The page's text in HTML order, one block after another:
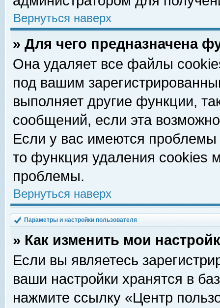
Вернуться наверх
» Для чего предназначена
Она удаляет все файлы
под вашим
выполняет другие функции,
сообщений, если эта
Если у вас имеются
то функция удаления cookies
проблемы.
Вернуться наверх
Параметры и настройки пользователя
» Как изменить мои
Если вы являетесь
ваши настройки хранятся в
нажмите ссылку «Центр